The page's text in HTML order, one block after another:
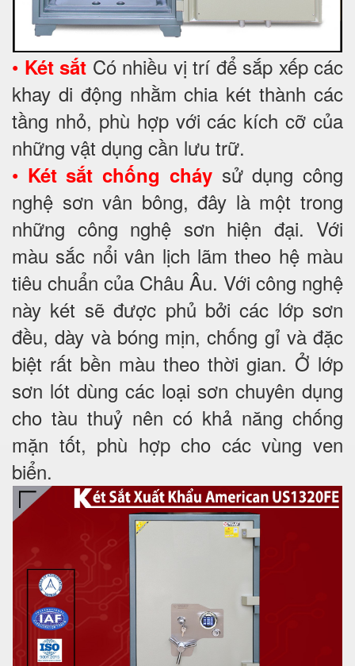
• Két sắt Có nhiều vị trí để sắp xếp các
khay di động nhằm chia két thành các
tầng nhỏ, phù hợp với các kích cỡ của
những vật dụng cần lưu trữ.
• Két sắt chống cháysử dụng công
nghệ sơn vân bông, đây là một trong
những công nghệ sơn hiện đại. Với
màu sắc nổi vân lịch lãm theo hệ màu
tiêu chuẩn của Châu Âu. Với công nghệ
này két sẽ được phủ bởi các lớp sơn
đều, dày và bóng mịn, chống gỉ và đặc
biệt rất bền màu theo thời gian. Ở lớp
sơn lót dùng các loại sơn chuyên dụng
cho tàu thuỷ nên có khả năng chống
mặn tốt, phù hợp cho các vùng ven
biển.